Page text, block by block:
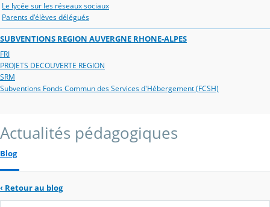
Le lycée sur les réseaux sociaux
Parents d'élèves délégués
SUBVENTIONS REGION AUVERGNE RHONE-ALPES
FRI
PROJETS DECOUVERTE REGION
SRM
Subventions Fonds Commun des Services d'Hébergement (FCSH)
Actualités pédagogiques
Blog
‹ Retour au blog